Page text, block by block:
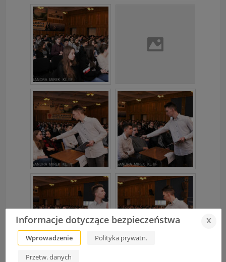
Informacje dotyczące bezpieczeństwa x
Wprowadzenie Polityka prywatn.
Przetw. danych